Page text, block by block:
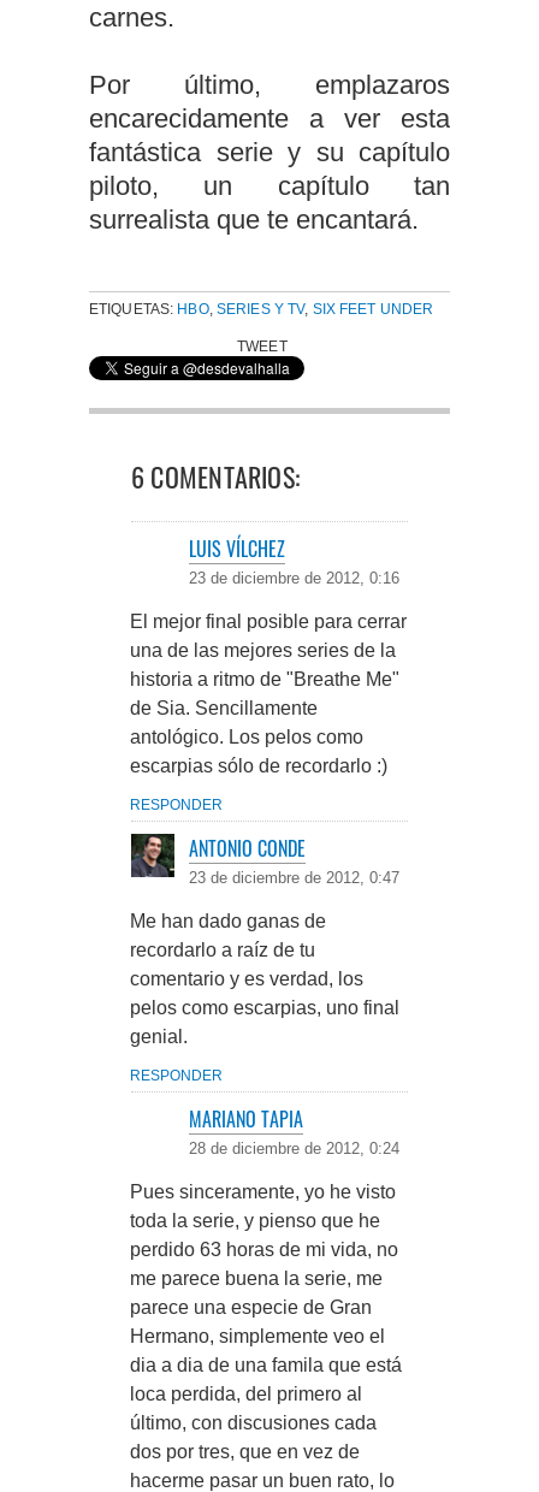
carnes.
Por último, emplazaros
encarecidamente a ver esta
fantástica serie y su capítulo
piloto, un capítulo tan
surrealista que te encantará.
ETIQUETAS: HBO, SERIES Y TV, SIX FEET UNDER
TWEET
6 COMENTARIOS:
LUIS VÍLCHEZ
23 de diciembre de 2012, 0:16
El mejor final posible para cerrar
una de las mejores series de la
historia a ritmo de "Breathe Me"
de Sia. Sencillamente
antológico. Los pelos como
escarpias sólo de recordarlo :)
RESPONDER
ANTONIO CONDE
23 de diciembre de 2012, 0:47
Me han dado ganas de
recordarlo a raíz de tu
comentario y es verdad, los
pelos como escarpias, uno final
genial.
RESPONDER
MARIANO TAPIA
28 de diciembre de 2012, 0:24
Pues sinceramente, yo he visto
toda la serie, y pienso que he
perdido 63 horas de mi vida, no
me parece buena la serie, me
parece una especie de Gran
Hermano, simplemente veo el
dia a dia de una famila que está
loca perdida, del primero al
último, con discusiones cada
dos por tres, que en vez de
hacerme pasar un buen rato, lo